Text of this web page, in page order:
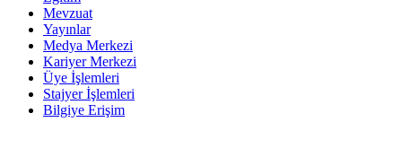
Mevzuat
Yayınlar
Medya Merkezi
Kariyer Merkezi
Üye İşlemleri
Stajyer İşlemleri
Bilgiye Erişim